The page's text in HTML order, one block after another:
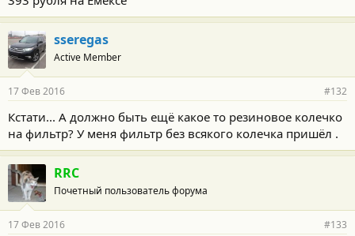
sseregas
Active Member
17 Фев 2016 #132
Кстати... А должно быть ещё какое то резиновое колечко
на фильтр? У меня фильтр без всякого колечка пришёл .
RRC
Почетный пользователь форума
17 Фев 2016 #133